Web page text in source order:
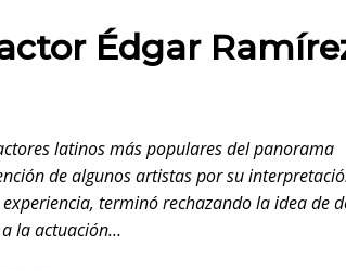
Édgar
latinos más populares del panorama
de algunos artistas por su
terminó rechazando la idea de
la actuación…